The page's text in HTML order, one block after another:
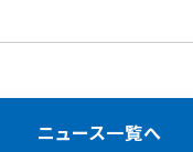
ニュース一覧へ